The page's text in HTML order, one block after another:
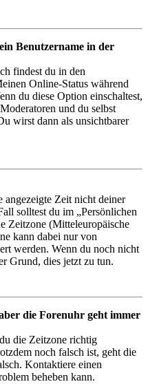
Benutzername in der
findest du in den
Online-Status während
du diese Option einschaltest,
und du selbst
wirst dann als unsichtbarer
Zeit nicht deiner
solltest du im „Persönlichen
Zeitzone (Mitteleuropäische
kann dabei nur von
werden. Wenn du noch nicht
Grund, dies jetzt zu tun.
die Forenuhr geht immer
die Zeitzone richtig
noch falsch ist, geht die
Kontaktiere einen
beheben kann.